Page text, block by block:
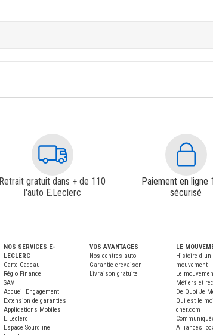
Retrait gratuit dans + de 110
l'auto E.Leclerc
Paiement en ligne
sécurisé
NOS SERVICES E-
LECLERC
Carte Cadeau
Réglo Finance
SAV
Accueil Engagement
Extension de garanties
Applications Mobiles
E.Leclerc
Espace Sourdline
VOS AVANTAGES
Nos centres auto
Garantie crevaison
Livraison gratuite
LE
Histoire d'un
mouvement
Le
Métiers et
De Quoi Je
Qui est le
cher.com
Alliances